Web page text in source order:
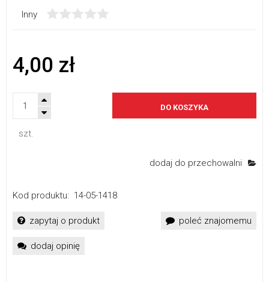
Inny
4,00 zł
szt.
DO KOSZYKA
dodaj do przechowalni
Kod produktu: 14-05-1418
zapytaj o produkt poleć znajomemu
dodaj opinię